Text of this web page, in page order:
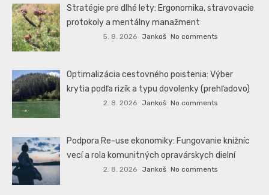
Stratégie pre dlhé lety: Ergonomika, stravovacie
protokoly a mentálny manažment
5. 8. 2026 Jankoš No comments
Optimalizácia cestovného poistenia: Výber
krytia podľa rizík a typu dovolenky (prehľadovo)
2. 8. 2026 Jankoš No comments
Podpora Re-use ekonomiky: Fungovanie knižníc
vecí a rola komunitných opravárskych dielní
2. 8. 2026 Jankoš No comments